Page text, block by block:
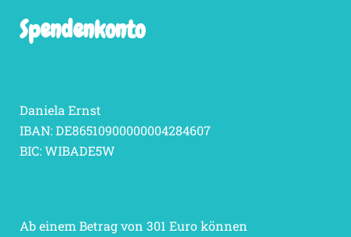
Spendenkonto
Daniela Ernst
IBAN: DE86510900000004284607
BIC: WIBADE5W
Ab einem Betrag von 301 Euro können